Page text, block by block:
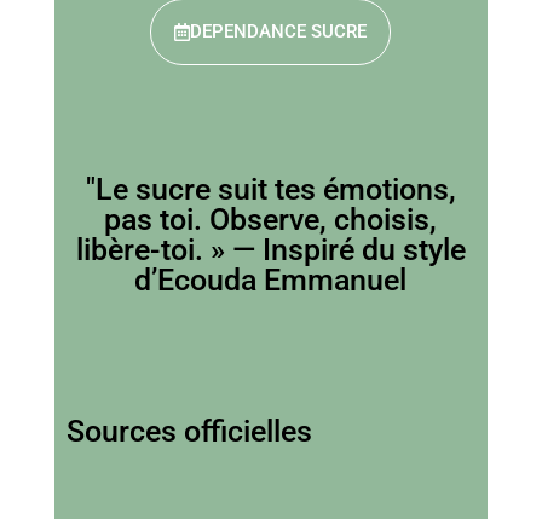
DEPENDANCE SUCRE
"Le sucre suit tes émotions,
pas toi. Observe, choisis,
libère-toi. » — Inspiré du style
d’Ecouda Emmanuel
Sources officielles